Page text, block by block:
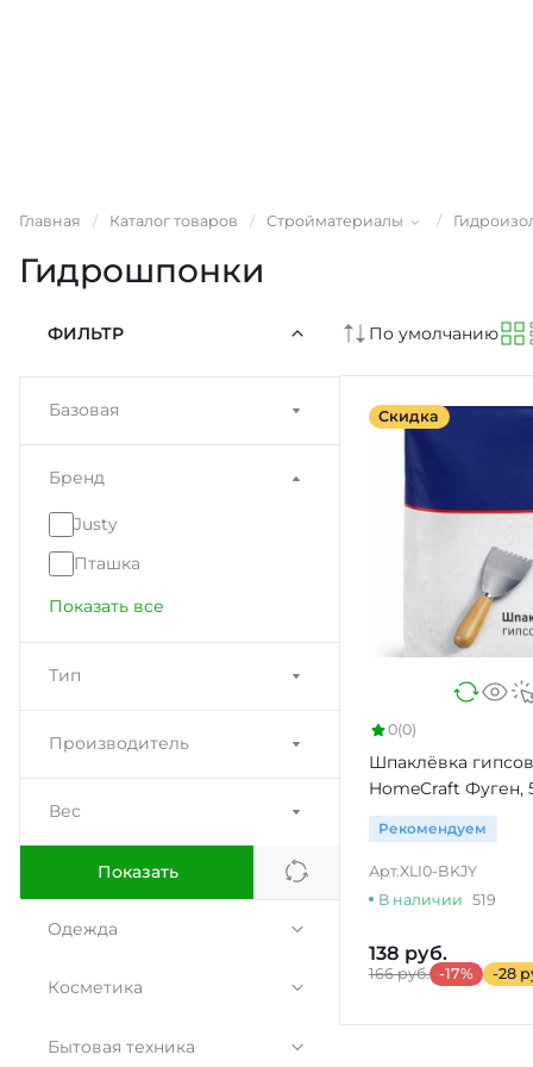
Главная / Каталог товаров / Стройматериалы /
Гидрошпонки
ФИЛЬТР
Базовая
Бренд
Justy
Пташка
Показать все
Тип
Производитель
Вес
Показать
Одежда
Женская одежда
Косметика
Для лица
Бытовая техника
По умолчанию
Скидка
0(0)
Шпаклёвка
HomeCraft Фуген,
Рекомендуем
Арт.XLI0-BKJY
В наличии 519
138 руб.
166 руб. -17% -28